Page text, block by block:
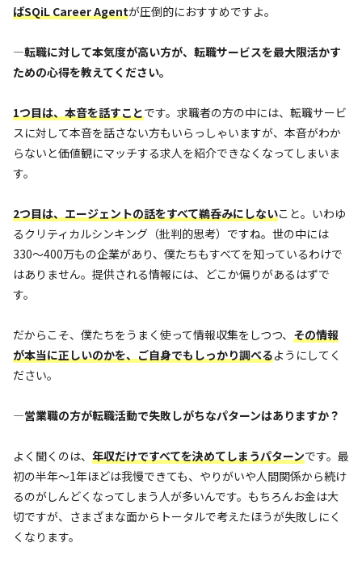
ばSQiL Career Agentが圧倒的におすすめですよ。
—転職に対して本気度が高い方が、転職サービスを最大限活かす
ための心得を教えてください。
1つ目は、本音を話すことです。求職者の方の中には、転職サービ
スに対して本音を話さない方もいらっしゃいますが、本音がわか
らないと価値観にマッチする求人を紹介できなくなってしまいま
す。
2つ目は、エージェントの話をすべて鵜呑みにしないこと。いわゆ
るクリティカルシンキング（批判的思考）ですね。世の中には
330〜400万もの企業があり、僕たちもすべてを知っているわけで
はありません。提供される情報には、どこか偏りがあるはずで
す。
だからこそ、僕たちをうまく使って情報収集をしつつ、 その情報
が本当に正しいのかを、ご自身でもしっかり調べるようにしてく
ださい。
—営業職の方が転職活動で失敗しがちなパターンはありますか？
よく聞くのは、 年収だけですべてを決めてしまうパターンです。最
初の半年〜1年ほどは我慢できても、やりがいや人間関係から続け
るのがしんどくなってしまう人が多いんです。もちろんお金は大
切ですが、さまざまな面からトータルで考えたほうが失敗しにく
くなります。